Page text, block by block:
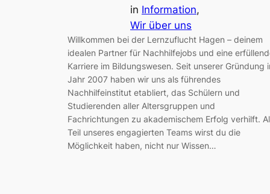
in Information
Wir über uns
Willkommen bei der Lernzuflucht Hagen – deinem
idealen Partner für Nachhilfejobs und eine
Karriere im Bildungswesen. Seit unserer Gründung
Jahr 2007 haben wir uns als führendes
Nachhilfeinstitut etabliert, das Schülern und
Studierenden aller Altersgruppen und
Fachrichtungen zu akademischem Erfolg verhilft.
Teil unseres engagierten Teams wirst du die
Möglichkeit haben, nicht nur Wissen…